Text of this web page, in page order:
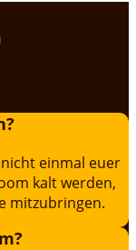
einmal euer
kalt werden,
mitzubringen.